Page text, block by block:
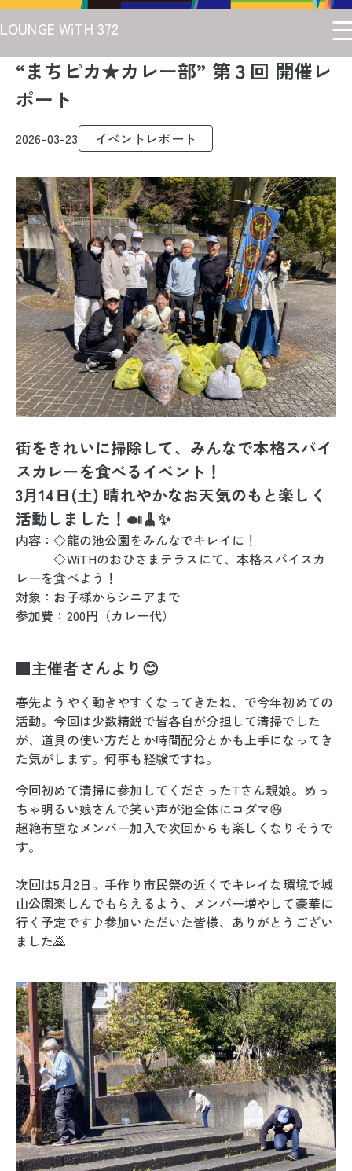
LOUNGE WiTH 372
“まちピカ★カレー部” 第３回 開催レ
ポート
2026-03-23 イベントレポート
街をきれいに掃除して、みんなで本格スパイ
スカレーを食べるイベント！
3月14日(土) 晴れやかなお天気のもと楽しく
活動しました！🍛🧹✨
内容：◇龍の池公園をみんなでキレイに！
◇WiTHのおひさまテラスにて、本格スパイスカ
レーを食べよう！
対象：お子様からシニアまで
参加費：200円（カレー代）
■主催者さんより😊
春先ようやく動きやすくなってきたね、で今年初めての
活動。今回は少数精鋭で皆各自が分担して清掃でした
が、道具の使い方だとか時間配分とかも上手になってき
た気がします。何事も経験ですね。
今回初めて清掃に参加してくださったTさん親娘。めっ
ちゃ明るい娘さんで笑い声が池全体にコダマ😆
超絶有望なメンバー加入で次回からも楽しくなりそうで
す。
次回は5月2日。手作り市民祭の近くでキレイな環境で城
山公園楽しんでもらえるよう、メンバー増やして豪華に
行く予定です♪参加いただいた皆様、ありがとうござい
ました🙇